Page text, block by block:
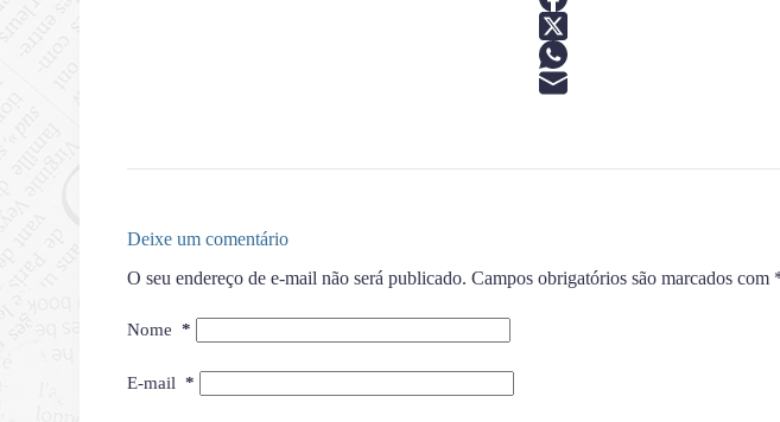
Deixe um comentário
O seu endereço de e-mail não será publicado. Campos obrigatórios são marcados com
Nome *
E-mail *